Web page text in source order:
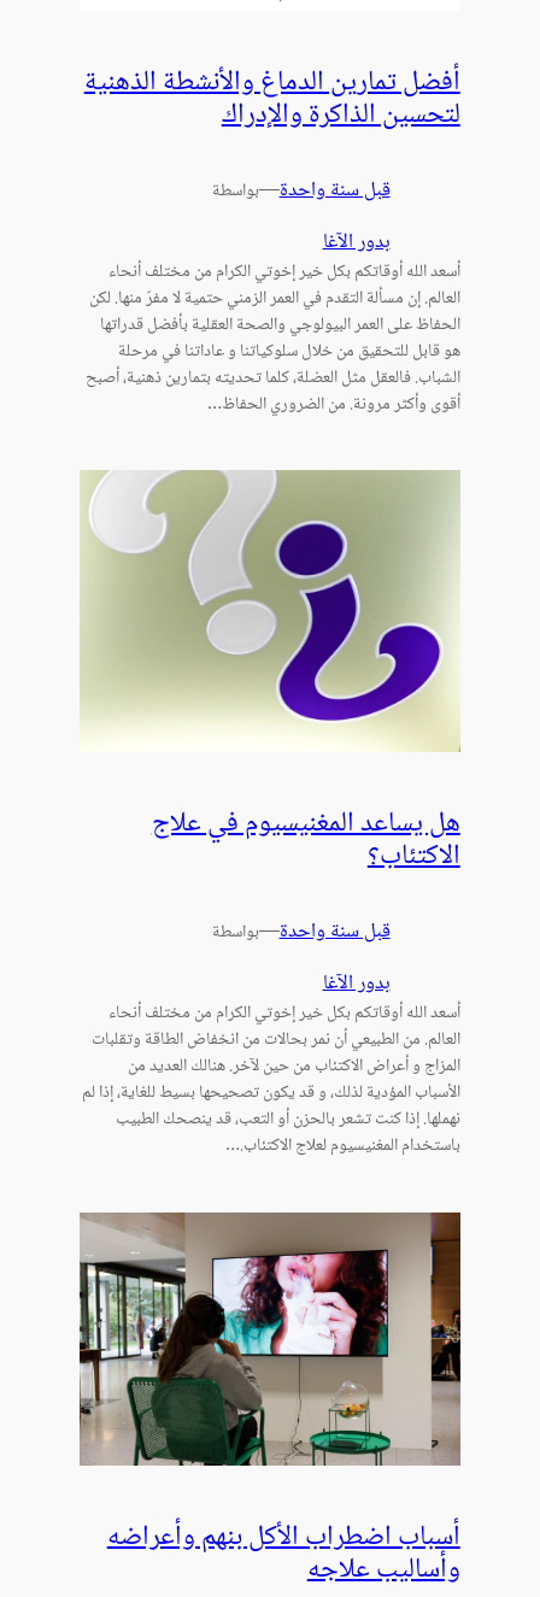
أفضل تمارين الدماغ والأنشطة الذهنية
لتحسين الذاكرة والإدراك
قبل سنة واحدة—بواسطة
بدور الآغا
أسعد الله أوقاتكم بكل خير إخوتي الكرام من مختلف أنحاء
العالم. إن مسألة التقدم في العمر الزمني حتمية لا مفرّ منها. لكن
الحفاظ على العمر البيولوجي والصحة العقلية بأفضل قدراتها
هو قابل للتحقيق من خلال سلوكياتنا و عاداتنا في مرحلة
الشباب. فالعقل مثل العضلة، كلما تحديته بتمارين ذهنية، أصبح
أقوى وأكثر مرونة. من الضروري الحفاظ…
هل يساعد المغنيسيوم في علاج
الاكتئاب؟
قبل سنة واحدة—بواسطة
بدور الآغا
أسعد الله أوقاتكم بكل خير إخوتي الكرام من مختلف أنحاء
العالم. من الطبيعي أن نمر بحالات من انخفاض الطاقة وتقلبات
المزاج و أعراض الاكتئاب من حين لآخر. هنالك العديد من
الأسباب المؤدية لذلك، و قد يكون تصحيحها بسيط للغاية، إذا لم
نهملها. إذا كنت تشعر بالحزن أو التعب، قد ينصحك الطبيب
باستخدام المغنيسيوم لعلاج الاكتئاب.…
أسباب اضطراب الأكل بنهم وأعراضه
وأساليب علاجه